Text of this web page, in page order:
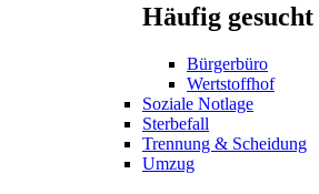
Häufig gesucht
Bürgerbüro
Wertstoffhof
Soziale Notlage
Sterbefall
Trennung & Scheidung
Umzug